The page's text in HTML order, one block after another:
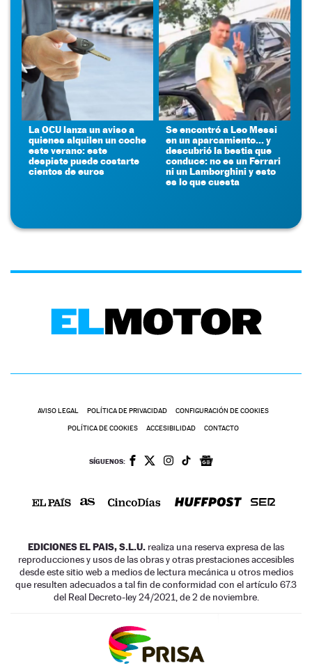
La OCU lanza un aviso a
quienes alquilen un coche
este verano: este
despiste puede costarte
cientos de euros
Se encontró a Leo Messi
en un aparcamiento... y
descubrió la bestia que
conduce: no es un Ferrari
ni un Lamborghini y esto
es lo que cuesta
AVISO LEGAL POLÍTICA DE PRIVACIDAD CONFIGURACIÓN DE COOKIES
POLÍTICA DE COOKIES ACCESIBILIDAD CONTACTO
SÍGUENOS:
EDICIONES EL PAIS, S.L.U. realiza una reserva expresa de las
reproducciones y usos de las obras y otras prestaciones accesibles
desde este sitio web a medios de lectura mecánica u otros medios
que resulten adecuados a tal fin de conformidad con el artículo 67.3
del Real Decreto-ley 24/2021, de 2 de noviembre.